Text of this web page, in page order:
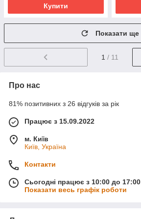
Купити
Показати ще
1 / 11
Про нас
81% позитивних з 26 відгуків за рік
Працює з 15.09.2022
м. Київ
Київ, Україна
Контакти
Сьогодні працює з 10:00 до 17:00
Показати весь графік роботи